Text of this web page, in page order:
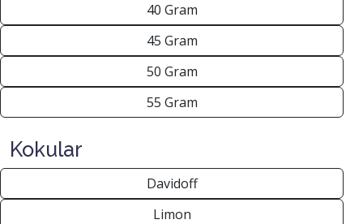
40 Gram
45 Gram
50 Gram
55 Gram
Kokular
Davidoff
Limon